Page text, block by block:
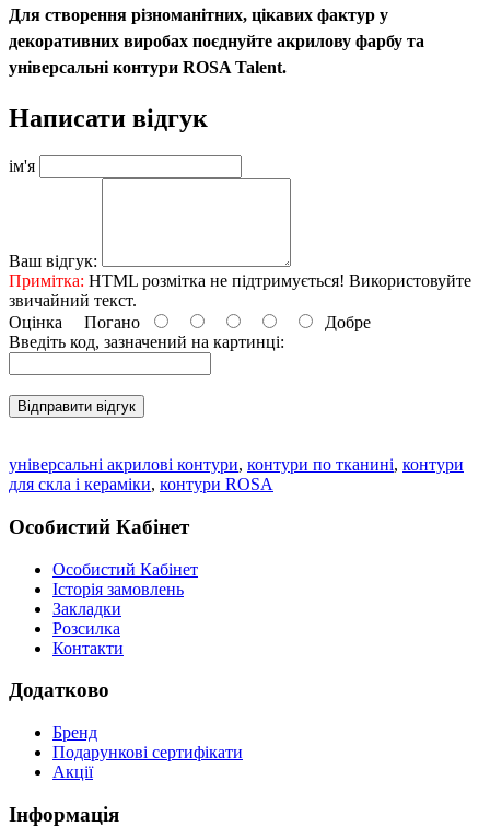
Для створення різноманітних, цікавих фактур у
декоративних виробах поєднуйте акрилову фарбу та
універсальні контури ROSA Talent.
Написати відгук
ім'я
Ваш відгук:
Примітка: HTML розмітка не підтримується! Використовуйте
звичайний текст.
Оцінка Погано
Добре
Введіть код, зазначений на картинці:
Відправити відгук
універсальні акрилові контури, контури по тканині, контури
для скла і кераміки, контури ROSA
Особистий Кабінет
Особистий Кабінет
Історія замовлень
Закладки
Розсилка
Контакти
Додатково
Бренд
Подарункові сертифікати
Акції
Інформація